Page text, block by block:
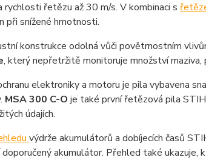
rychlosti řetězu až 30 m/s. V kombinaci s
při snížené hmotnosti.
konstrukce odolná vůči povětrnostním
, který nepřetržitě monitoruje množství
elektroniky a motoru je pila vybavena
MSA 300 C-O je také první řetězová pila
údajích.
výdrže akumulátorů a dobíjecích časů
doporučený akumulátor. Přehled také